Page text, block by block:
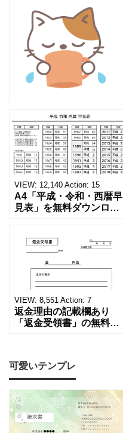
ね。
し
VIEW: 12,140 Action: 15
A4「平成・令和・西暦早
見表」を無料ダウンロー
る！印刷可能な一覧表！
印刷可能な平成・令和・
西暦早見表を無料ダウン
ロードでご利用いただけ
ます。 パソコンに保存し
ていただくか、A4サイズ
でコピーしてご
VIEW: 8,551 Action: 7
返金理由の記載欄あり
「返金受領書」の無料テ
め！過払い･誤入金などが
発生した際にも使える、
モノクロでシンプルな
「返金領収書」のテンプ
レートとなります。 A4縦
型サイズで用紙に印
可愛いテンプレ